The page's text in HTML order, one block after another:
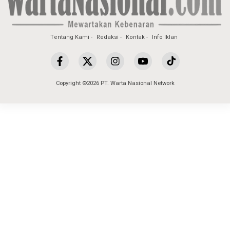
Tentang Kami Redaksi Kontak Info Iklan
Copyright ©2026 PT. Warta Nasional Network